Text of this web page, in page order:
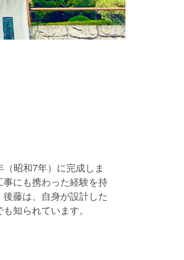
昭和7年）に完成しま
にも携わった経験を持
藤は、自身が設計した
知られています。